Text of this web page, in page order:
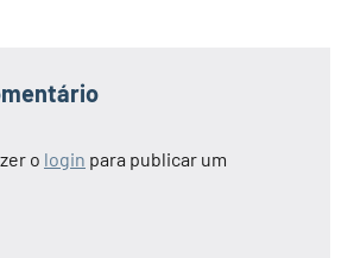
o login para publicar um